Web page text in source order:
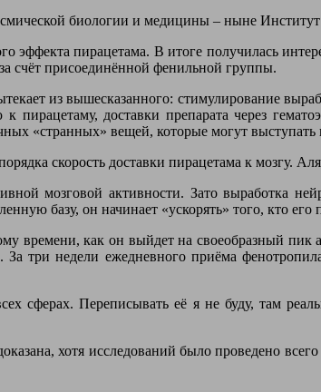
биологии и медицины – ныне
эффекта пирацетама. В итоге получилась
счёт присоединённой фенильной группы.
из вышесказанного: стимулирование
доставки препарата через
«странных» вещей, которые могут выступать
скорость доставки пирацетама к мозгу.
мозговой активности. Зато выработка
базу, он начинает «ускорять» того, кто его
времени, как он выйдет на своеобразный пик
три недели ежедневного приёма
сферах. Переписывать её я не буду, там
хотя исследований было проведено